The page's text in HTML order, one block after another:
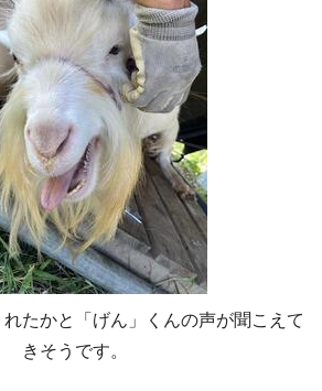
たかと「げん」くんの声が聞こえて
きそうです。